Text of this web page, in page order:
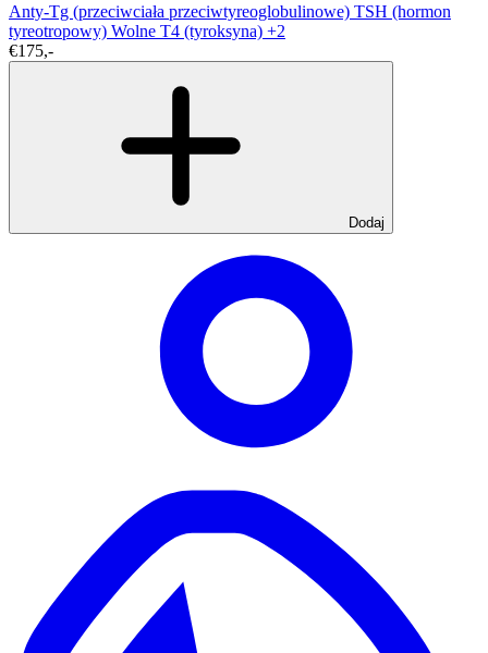
Anty-Tg (przeciwciała przeciwtyreoglobulinowe) TSH (hormon
tyreotropowy) Wolne T4 (tyroksyna) +2
€175,-
Dodaj